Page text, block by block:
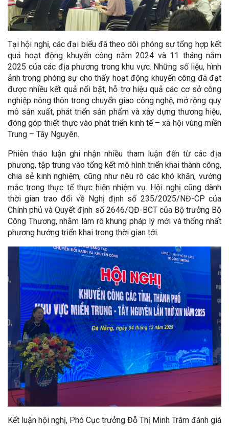
Tại hội nghị, các đại biểu đã theo dõi phóng sự tổng hợp kết
quả hoạt động khuyến công năm 2024 và 11 tháng năm
2025 của các địa phương trong khu vực. Những số liệu, hình
ảnh trong phóng sự cho thấy hoạt động khuyến công đã đạt
được nhiều kết quả nổi bật, hỗ trợ hiệu quả các cơ sở công
nghiệp nông thôn trong chuyển giao công nghệ, mở rộng quy
mô sản xuất, phát triển sản phẩm và xây dựng thương hiệu,
đóng góp thiết thực vào phát triển kinh tế – xã hội vùng miền
Trung – Tây Nguyên.
Phiên thảo luận ghi nhận nhiều tham luận đến từ các địa
phương, tập trung vào tổng kết mô hình triển khai thành công,
chia sẻ kinh nghiệm, cũng như nêu rõ các khó khăn, vướng
mắc trong thực tế thực hiện nhiệm vụ. Hội nghị cũng dành
thời gian trao đổi về Nghị định số 235/2025/NĐ-CP của
Chính phủ và Quyết định số 2646/QĐ-BCT của Bộ trưởng Bộ
Công Thương, nhằm làm rõ khung pháp lý mới và thống nhất
phương hướng triển khai trong thời gian tới.
Kết luận hội nghị, Phó Cục trưởng Đỗ Thị Minh Trâm đánh giá